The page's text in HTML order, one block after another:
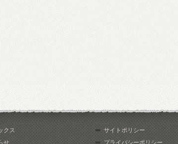
クス
せ
サイトポリシー
プライバシーポリシー